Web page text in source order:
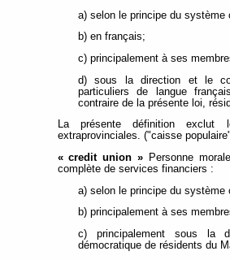
a) selon le principe du système
b) en français;
c) principalement à ses
d) sous la direction et le
particuliers de langue
contraire de la présente loi,
La présente définition exclut
extraprovinciales. ("caisse
« credit union » Personne
complète de services financiers :
a) selon le principe du système
b) principalement à ses
c) principalement sous la
démocratique de résidents du